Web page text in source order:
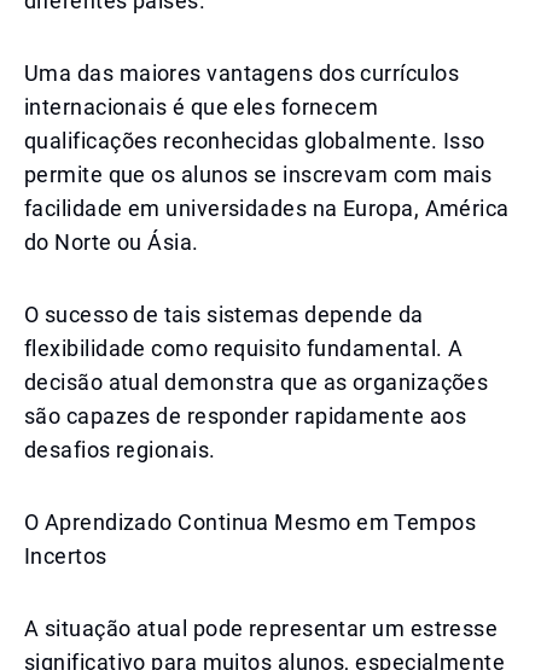
Uma das maiores vantagens dos currículos
internacionais é que eles fornecem
qualificações reconhecidas globalmente. Isso
permite que os alunos se inscrevam com mais
facilidade em universidades na Europa, América
do Norte ou Ásia.
O sucesso de tais sistemas depende da
flexibilidade como requisito fundamental. A
decisão atual demonstra que as organizações
são capazes de responder rapidamente aos
desafios regionais.
O Aprendizado Continua Mesmo em Tempos
Incertos
A situação atual pode representar um estresse
significativo para muitos alunos, especialmente